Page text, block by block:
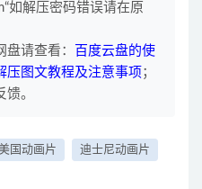
如解压密码错误请在原
请查看：
百度云盘的使
压图文教程及注意事项 ；
馈。
国动画片 迪士尼动画片